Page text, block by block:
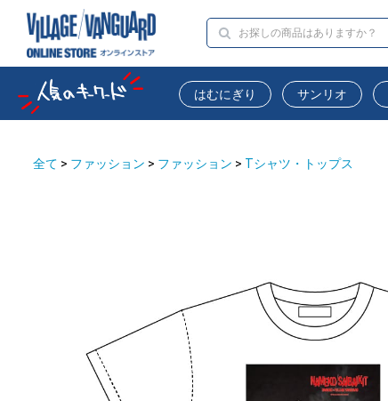
はむにぎり サンリオ
全て > ファッション > ファッション > Tシャツ・トップス